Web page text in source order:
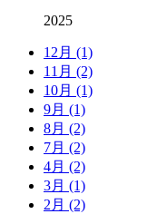
2025
12月 (1)
11月 (2)
10月 (1)
9月 (1)
8月 (2)
7月 (2)
4月 (2)
3月 (1)
2月 (2)